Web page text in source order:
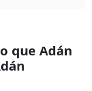
que Adán